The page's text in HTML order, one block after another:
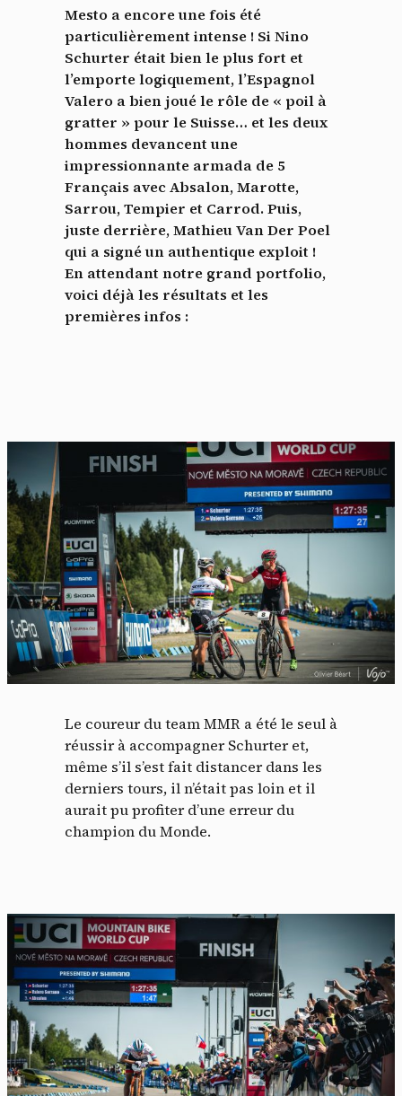
Mesto a encore une fois été
particulièrement intense ! Si Nino
Schurter était bien le plus fort et
l’emporte logiquement, l’Espagnol
Valero a bien joué le rôle de « poil à
gratter » pour le Suisse… et les deux
hommes devancent une
impressionnante armada de 5
Français avec Absalon, Marotte,
Sarrou, Tempier et Carrod. Puis,
juste derrière, Mathieu Van Der Poel
qui a signé un authentique exploit !
En attendant notre grand portfolio,
voici déjà les résultats et les
premières infos :
Le coureur du team MMR a été le seul à
réussir à accompagner Schurter et,
même s’il s’est fait distancer dans les
derniers tours, il n’était pas loin et il
aurait pu profiter d’une erreur du
champion du Monde.